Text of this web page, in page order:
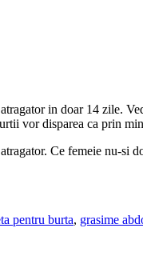
in doar 14 zile.
vor disparea ca prin
Ce femeie nu-si
pentru burta, grasime